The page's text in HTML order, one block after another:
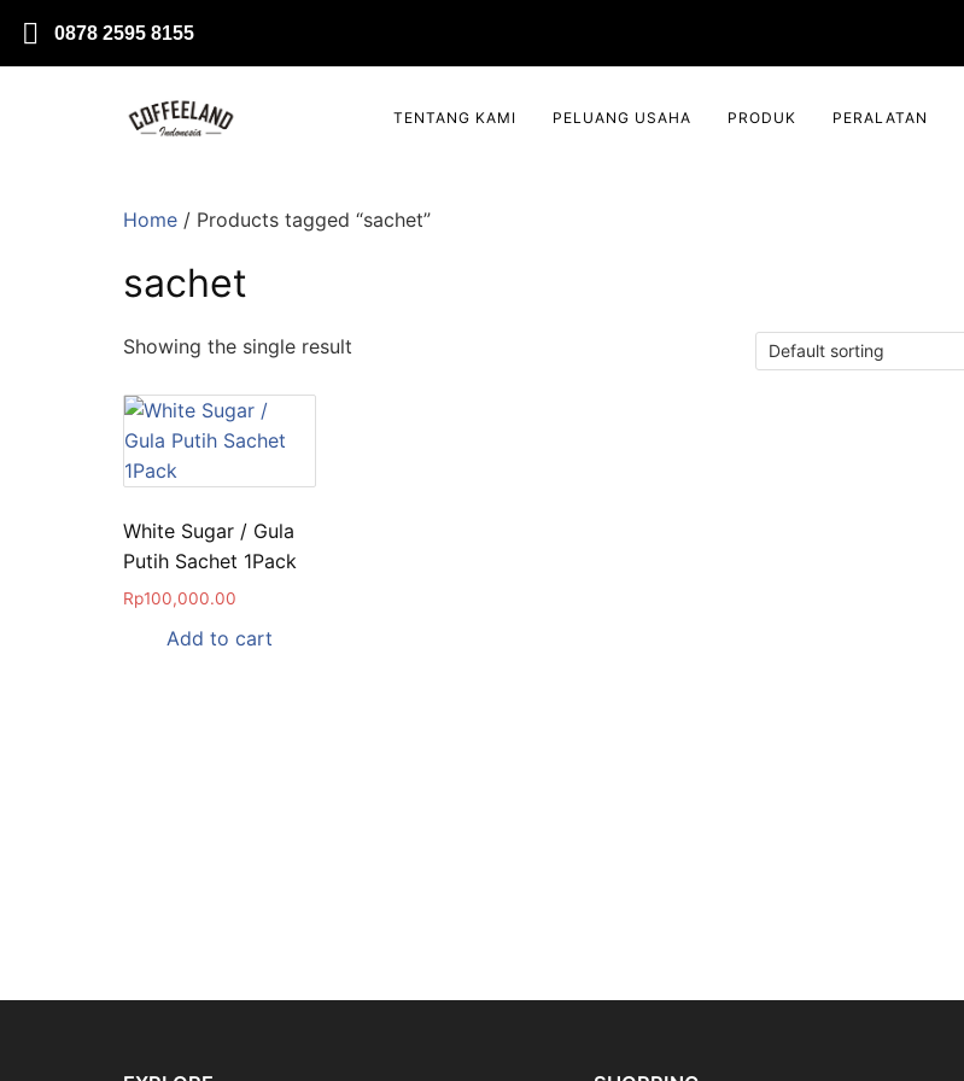
0878 2595 8155
TENTANG KAMI PELUANG USAHA PRODUK PERALATAN
Home / Products tagged “sachet”
sachet
Showing the single result
White Sugar / Gula
Putih Sachet 1Pack
Rp100,000.00
Add to cart